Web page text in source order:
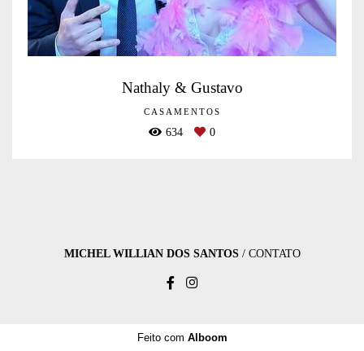
Nathaly & Gustavo
CASAMENTOS
634 0
MICHEL WILLIAN DOS SANTOS/ CONTATO
Feito com Alboom